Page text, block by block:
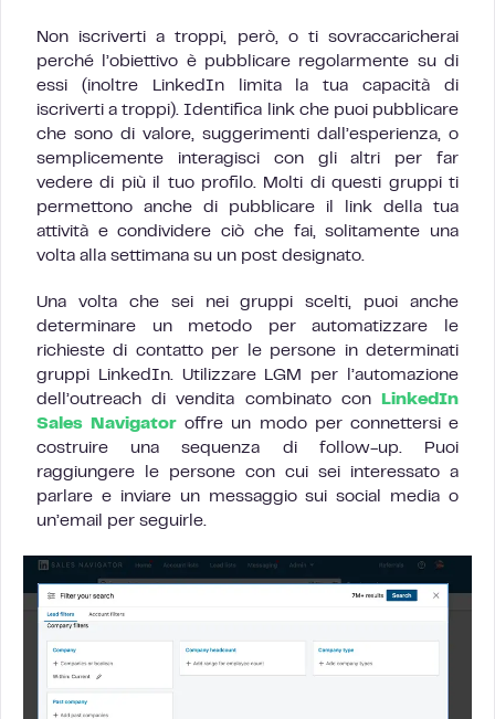
Non iscriverti a troppi, però, o ti sovraccaricherai
perché l’obiettivo è pubblicare regolarmente su di
essi (inoltre LinkedIn limita la tua capacità di
iscriverti a troppi). Identifica link che puoi pubblicare
che sono di valore, suggerimenti dall’esperienza, o
semplicemente interagisci con gli altri per far
vedere di più il tuo profilo. Molti di questi gruppi ti
permettono anche di pubblicare il link della tua
attività e condividere ciò che fai, solitamente una
volta alla settimana su un post designato.
Una volta che sei nei gruppi scelti, puoi anche
determinare un metodo per automatizzare le
richieste di contatto per le persone in determinati
gruppi LinkedIn. Utilizzare LGM per l’automazione
dell’outreach di vendita combinato con
LinkedIn
Sales Navigator offre un modo per connettersi e
costruire una sequenza di follow-up. Puoi
raggiungere le persone con cui sei interessato a
parlare e inviare un messaggio sui social media o
un’email per seguirle.